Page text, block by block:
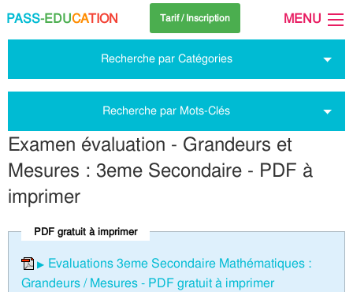
PASS-EDUCATION Tarif / Inscription MENU
Recherche par Catégories
Recherche par Mots-Clés
Examen évaluation - Grandeurs et
Mesures : 3eme Secondaire - PDF à
imprimer
PDF gratuit à imprimer
Evaluations 3eme Secondaire Mathématiques :
Grandeurs / Mesures - PDF gratuit à imprimer